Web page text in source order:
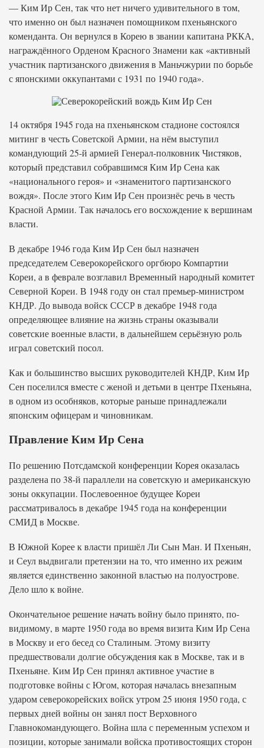
— Ким Ир Сен, так что нет ничего удивительного в том,
что именно он был назначен помощником пхеньянского
коменданта. Он вернулся в Корею в звании капитана РККА,
награждённого Орденом Красного Знамени как «активный
участник партизанского движения в Маньчжурии по борьбе
с японскими оккупантами с 1931 по 1940 года».
14 октября 1945 года на пхеньянском стадионе состоялся
митинг в честь Советской Армии, на нём выступил
командующий 25-й армией Генерал-полковник Чистяков,
который представил собравшимся Ким Ир Сена как
«национального героя» и «знаменитого партизанского
вождя». После этого Ким Ир Сен произнёс речь в честь
Красной Армии. Так началось его восхождение к вершинам
власти.
В декабре 1946 года Ким Ир Сен был назначен
председателем Северокорейского оргбюро Компартии
Кореи, а в феврале возглавил Временный народный комитет
Северной Кореи. В 1948 году он стал премьер-министром
КНДР. До вывода войск СССР в декабре 1948 года
определяющее влияние на жизнь страны оказывали
советские военные власти, в дальнейшем серьёзную роль
играл советский посол.
Как и большинство высших руководителей КНДР, Ким Ир
Сен поселился вместе с женой и детьми в центре Пхеньяна,
в одном из особняков, которые раньше принадлежали
японским офицерам и чиновникам.
Правление Ким Ир Сена
По решению Потсдамской конференции Корея оказалась
разделена по 38-й параллели на советскую и американскую
зоны оккупации. Послевоенное будущее Кореи
рассматривалось в декабре 1945 года на конференции
СМИД в Москве.
В Южной Корее к власти пришёл Ли Сын Ман. И Пхеньян,
и Сеул выдвигали претензии на то, что именно их режим
является единственно законной властью на полуострове.
Дело шло к войне.
Окончательное решение начать войну было принято, по-
видимому, в марте 1950 года во время визита Ким Ир Сена
в Москву и его бесед со Сталиным. Этому визиту
предшествовали долгие обсуждения как в Москве, так и в
Пхеньяне. Ким Ир Сен принял активное участие в
подготовке войны с Югом, которая началась внезапным
ударом северокорейских войск утром 25 июня 1950 года, с
первых дней войны он занял пост Верховного
Главнокомандующего. Война шла с переменным успехом и
позиции, которые занимали войска противостоящих сторон